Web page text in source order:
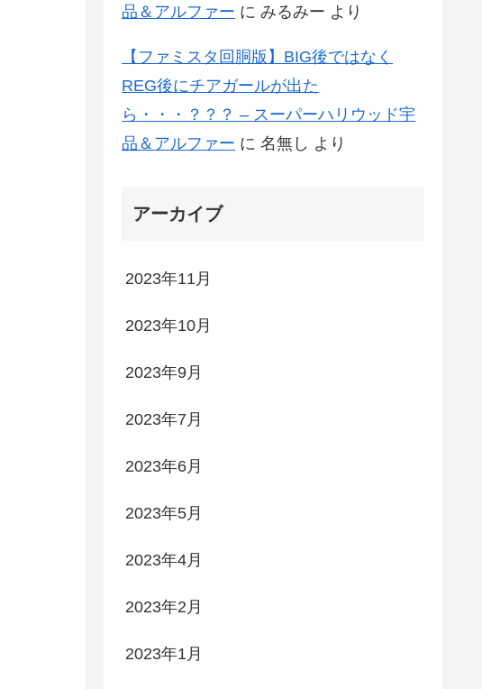
品＆アルファー に みるみー より
【ファミスタ回胴版】BIG後ではなく
REG後にチアガールが出た
ら・・・？？？ – スーパーハリウッド宇
品＆アルファー に 名無し より
アーカイブ
2023年11月
2023年10月
2023年9月
2023年7月
2023年6月
2023年5月
2023年4月
2023年2月
2023年1月